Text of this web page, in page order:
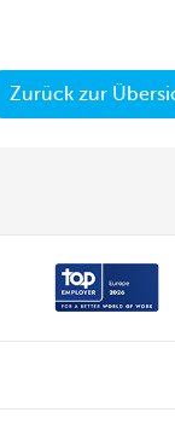
Zurück zur